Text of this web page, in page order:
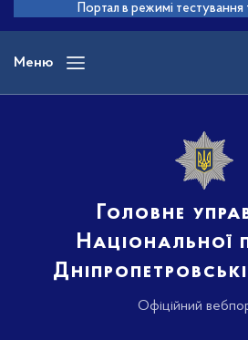
основного
вмісту
Портал в режимі тестування
Меню
Головне
Національної
Офіційний